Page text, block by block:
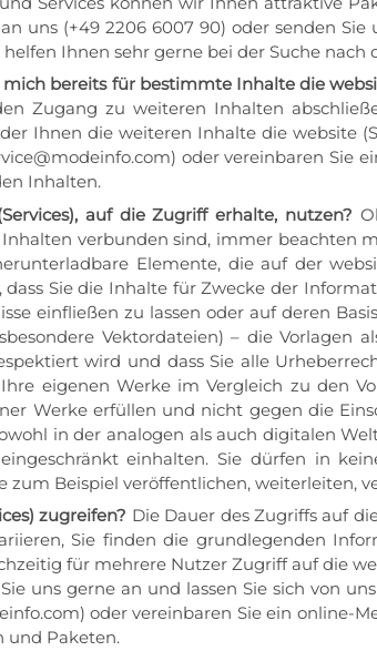
uns (+49 2206 6007 90) oder senden
Ihnen sehr gerne bei der Suche nach
bereits für bestimmte Inhalte die
Zugang zu weiteren Inhalten
Ihnen die weiteren Inhalte die website
oder vereinbaren
Inhalten.
auf die Zugriff erhalte, nutzen?
verbunden sind, immer beachten
Elemente, die auf der
Sie die Inhalte für Zwecke der
einfließen zu lassen oder auf deren
Vektordateien) – die Vorlagen
wird und dass Sie alle
eigenen Werke im Vergleich zu den
Werke erfüllen und nicht gegen die
in der analogen als auch digitalen
einhalten. Sie dürfen in
Beispiel veröffentlichen, weiterleiten,
zugreifen? Die Dauer des Zugriffs auf
Sie finden die grundlegenden
für mehrere Nutzer Zugriff auf die
uns gerne an und lassen Sie sich von
oder vereinbaren Sie ein
und Paketen.